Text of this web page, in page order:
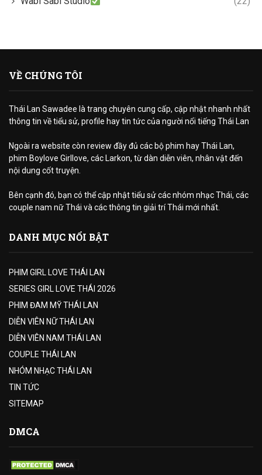
VỀ CHÚNG TÔI
Thái Lan Sawadee là trang chuyên cung cấp, cập nhật nhanh nhất
thông tin về tiểu sử, profile hay tin tức của người nổi tiếng Thái Lan
Ngoài ra website còn review đầy đủ các bộ phim hay Thái Lan,
phim Boylove Girllove, các Larkon, từ dàn diễn viên, nhân vật đến
nội dung cốt truyện.
Bên cạnh đó, bạn có thể cập nhật tiểu sử các nhóm nhạc Thái, các
couple nam nữ Thái và các thông tin giải trí Thái mới nhất.
DANH MỤC NỔI BẬT
PHIM GIRL LOVE THÁI LAN
SERIES GIRL LOVE THÁI 2026
PHIM ĐAM MỸ THÁI LAN
DIỄN VIÊN NỮ THÁI LAN
DIỄN VIÊN NAM THÁI LAN
COUPLE THÁI LAN
NHÓM NHẠC THÁI LAN
TIN TỨC
SITEMAP
DMCA